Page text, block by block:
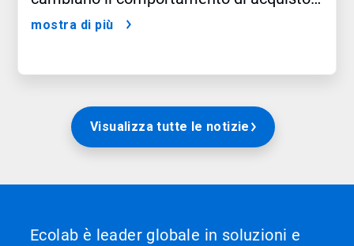
dei consumatori
mostra di più
Visualizza tutte le notizie
Ecolab è leader globale in soluzioni e